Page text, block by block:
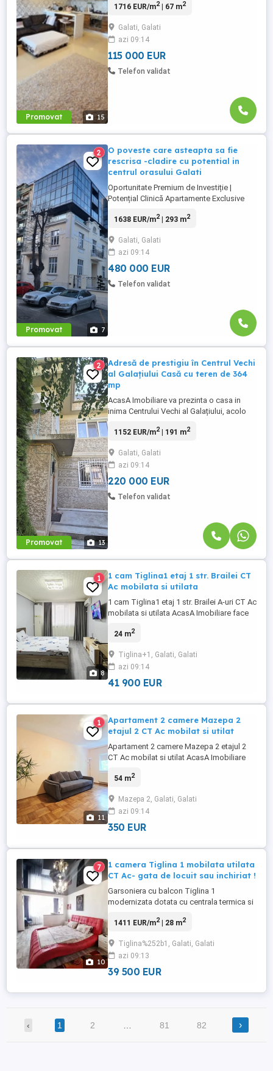
Promovat 15
Rezidential Privilege, construit in anul 2009
modern si vecinatati decente. Pozitionarea
imobilului prezinta avantajul unei privelisti
aerisite ...
1716 EUR/m2| 67 m2
Galati, Galati
azi 09:14
115 000 EUR
Telefon validat
Promovat 7
2
O poveste care asteapta sa fie
rescrisa -cladire cu potential in
centrul orasului Galati
Oportunitate Premium de Investiție |
Potențial Clinică Apartamente Exclusive
cumparare o cladire in inima orașului
întâlnesc natural, se află o proprietate rară
o clădire construită în anul 1880, pe un
teren generos 978 ...
1638 EUR/m2| 293 m2
Galati, Galati
azi 09:14
480 000 EUR
Telefon validat
Promovat 13
2
Adresă de prestigiu în Centrul Vechi
al Galațiului Casă cu teren de 364
mp
AcasA Imobiliare va prezinta o casa in
inima Centrului Vechi al Galațiului, acolo
se împletesc armonios, vă prezentăm o
proprietăți au privilegiul unei asemenea
amplasări. Situată în Centrul Vechi al
Galațiului, această ...
1152 EUR/m2| 191 m2
Galati, Galati
azi 09:14
220 000 EUR
Telefon validat
8
1
1 cam Tiglina1 etaj 1 str. Brailei CT
Ac mobilata si utilata
1 cam Tiglina1 etaj 1 str. Brailei A-uri CT Ac
mobilata si utilata AcasA Imobiliare face
garsoniere situata in Tiglina 1, pe strada
etajul 1 al unui bloc stradal de 4 etaje,
foarte bine pozitionat. La interior este
dotata ...
24 m2
Tiglina+1, Galati, Galati
azi 09:14
41 900 EUR
11
1
Apartament 2 camere Mazepa 2
etajul 2 CT Ac mobilat si utilat
Apartament 2 camere Mazepa 2 etajul 2
CT Ac mobilat si utilat AcasA Imobiliare
apartament format din doua camere si
punct de reper Biserica Trei Ierarhi.
Spatios, decomandat, varianta cu balcon
pozitionat pe bucatarie si ...
54 m2
Mazepa 2, Galati, Galati
azi 09:14
350 EUR
10
7
1 camera Tiglina 1 mobilata utilata
CT Ac- gata de locuit sau inchiriat !
Garsoniera cu balcon Tiglina 1
modernizata dotata cu centrala termica si
va propune spre achizitionare o
Tiglina 1 langa "Tribunalul Galati".
Garsoniera este renovata, dotata cu
centrala termica, aer conditionat, gresie, ...
1411 EUR/m2| 28 m2
Tiglina%252b1, Galati, Galati
azi 09:13
39 500 EUR
‹ 1 2 81 82 ›